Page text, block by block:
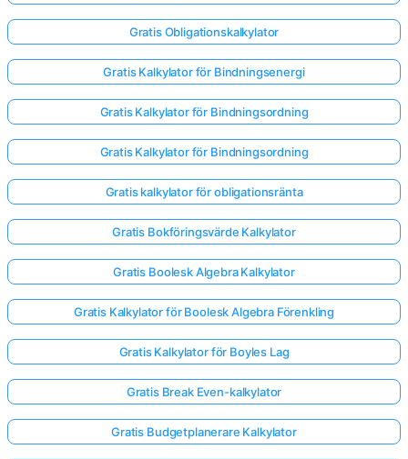
Gratis Obligationskalkylator
Gratis Kalkylator för Bindningsenergi
Gratis Kalkylator för Bindningsordning
Gratis Kalkylator för Bindningsordning
Gratis kalkylator för obligationsränta
Gratis Bokföringsvärde Kalkylator
Gratis Boolesk Algebra Kalkylator
Gratis Kalkylator för Boolesk Algebra Förenkling
Gratis Kalkylator för Boyles Lag
Gratis Break Even-kalkylator
Gratis Budgetplanerare Kalkylator